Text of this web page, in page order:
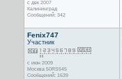
с дек 2007
Калининград
Сообщений: 342
Fenix747
Участник
с июн 2009
Москва 50RS545
Сообщений: 1639